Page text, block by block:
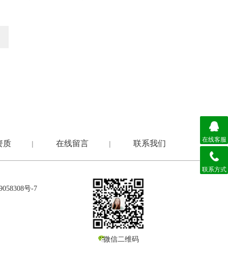
质 | 在线留言 | 联系我们
号-7
微信二维码
在线客服
联系方式